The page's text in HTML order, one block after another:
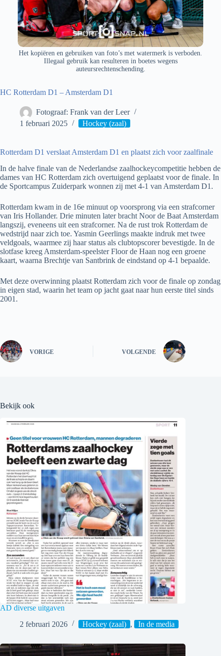
Het kopiëren en gebruiken van foto’s met watermerk is verboden.
Illegaal gebruik kan resulteren in boetes wegens
auteursrechtenschending.
HC Rotterdam D1 – Amsterdam D1
Fotograaf: Frank van der Leer
1 februari 2025
Hockey (zaal)
Rotterdam D1 verslaat Amsterdam D1 en plaatst zich voor zaalfinale
In de halve finale van de Nederlandse zaalhockeycompetitie hebben de
dames van HC Rotterdam zich overtuigend geplaatst voor de finale. In
de Sportcampus Zuiderpark wonnen zij met 4-1 van Amsterdam D1.
Rotterdam kwam in de 16e minuut op voorsprong via een strafcorner
van Iris Hollander. Drie minuten later bracht Noor de Baat Amsterdam
langszij, eveneens uit een strafcorner. Na de rust trok Rotterdam de
wedstrijd naar zich toe. Yasmin Geerlings maakte indruk met twee
veldgoals, waarmee zij haar status als clubtopscorer bevestigde. In de
slotfase kreeg Amsterdam-speelster Floor de Haan nog een groene
kaart, waarna Brechtje van Santbrink de eindstand op 4-1 bepaalde.
Met deze overwinning plaatst Rotterdam zich voor de finale op zondag
in eigen stad, waarin het team op jacht gaat naar hun eerste titel sinds
2001.
VORIGE VOLGENDE
Bekijk ook
AD diverse uitgaven
2 februari 2026
Hockey (zaal) , In de media